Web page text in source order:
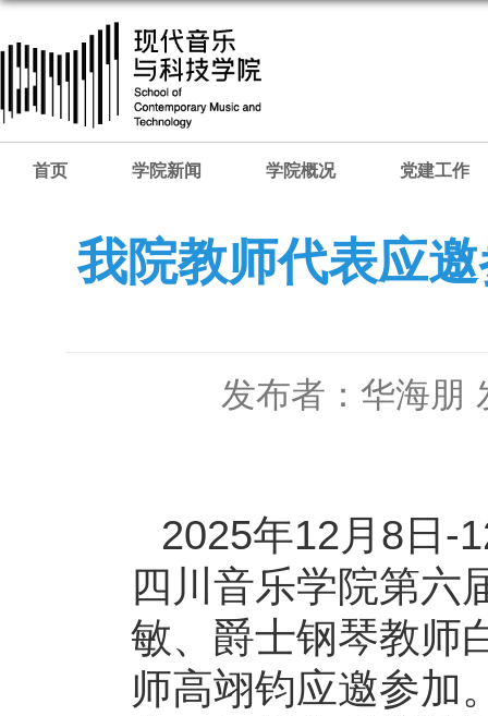
首页 学院新闻 学院概况 党建工作
我院教师代表应
发布者：华海朋
2025年12月8日-
四川音乐学院第六
敏、爵士钢琴教师
师高翊钧应邀参加